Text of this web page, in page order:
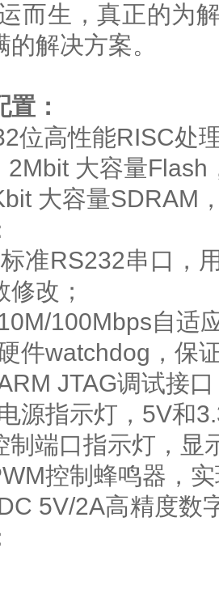
而生，真正的为
解决方案。
：
高性能RISC处
2Mbit 大容量Flash
容量SDRAM，
RS232串口，用
改；
100Mbps自适应
watchdog，保证
JTAG调试接口
指示灯，5V和
口指示灯，显
控制蜂鸣器，实
2A高精度数字